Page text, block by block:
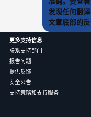
发现任何翻
文章底部的
更多支持信息
联系支持部门
报告问题
提供反馈
安全公告
支持策略和支持服务